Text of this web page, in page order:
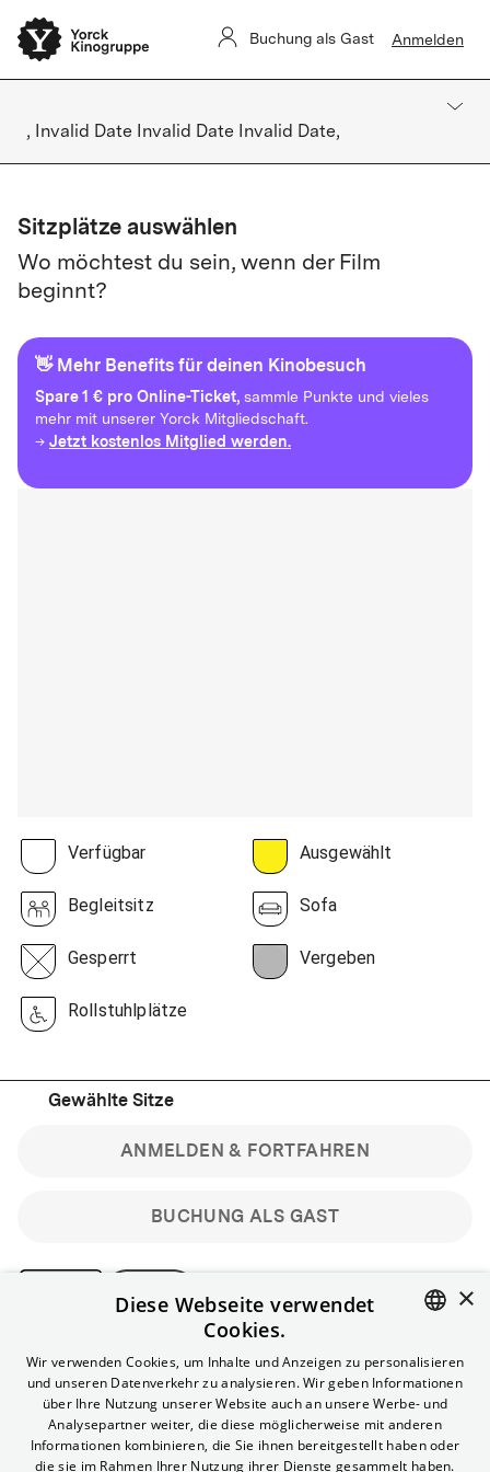
Buchung als Gast Anmelden
, Invalid Date Invalid Date Invalid Date,
Sitzplätze auswählen
Wo möchtest du sein, wenn der Film
beginnt?
👋 Mehr Benefits für deinen Kinobesuch
Spare1 € pro Online-Ticket, sammle Punkte und vieles
mehr mit unserer Yorck Mitgliedschaft.
→ Jetzt kostenlos Mitglied werden.
Verfügbar Ausgewählt
Begleitsitz Sofa
Gesperrt Vergeben
Rollstuhlplätze
Gewählte Sitze
BUCHUNG ALS GAST
ANMELDEN & FORTFAHREN
Bitte beachte: Gastbuchungen sind nicht stornierbar.
Registriere dich kostenlos für bis zu 90 min vor Filmbeginn
stornierbare Tickets für reguläre Vorstellungen.
Unlimited-Mitglied? Melde dich an, um deine Benefits
nutzen zu können.
ENGLISH
×
Diese Webseite verwendet
Cookies.
Wir verwenden Cookies, um Inhalte und Anzeigen zu personalisieren
und unseren Datenverkehr zu analysieren. Wir geben Informationen
über Ihre Nutzung unserer Website auch an unsere Werbe- und
Analysepartner weiter, die diese möglicherweise mit anderen
Informationen kombinieren, die Sie ihnen bereitgestellt haben oder
die sie im Rahmen Ihrer Nutzung ihrer Dienste gesammelt haben.